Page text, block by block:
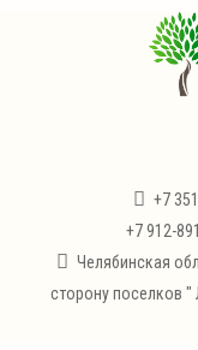
+7 351
+7 912-
Челябинская
сторону поселков